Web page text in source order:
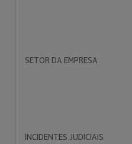
SETOR DA EMPRESA
INCIDENTES JUDICIAIS